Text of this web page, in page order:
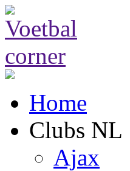
Home
Clubs NL
Ajax